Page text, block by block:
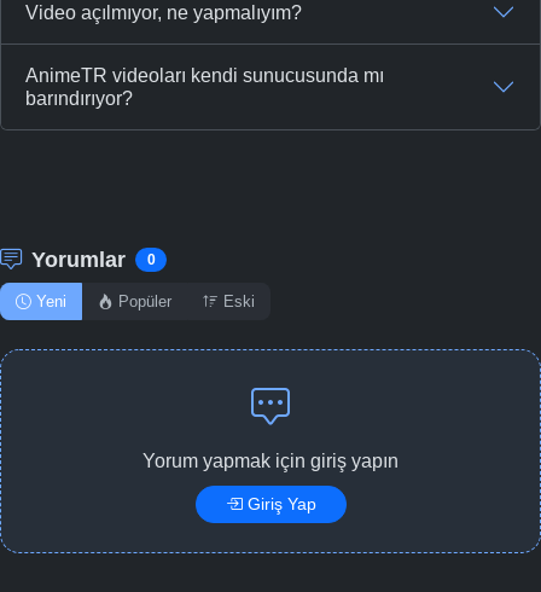
Video açılmıyor, ne yapmalıyım?
AnimeTR videoları kendi sunucusunda mı
barındırıyor?
Yorumlar 0
Yeni Popüler Eski
Yorum yapmak için giriş yapın
Giriş Yap